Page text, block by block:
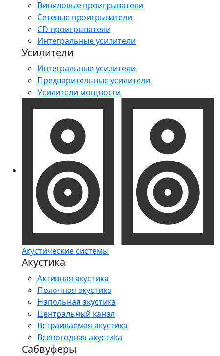
Виниловые проигрыватели
Сетевые проигрыватели
CD проигрыватели
Интегральные усилители
Усилители
Интегральные усилители
Предварительные усилители
Усилители мощности
Акустические системы
Акустика
Активная акустика
Полочная акустика
Напольная акустика
Центральный канал
Встраиваемая акустика
Всепогодная акустика
Сабвуферы